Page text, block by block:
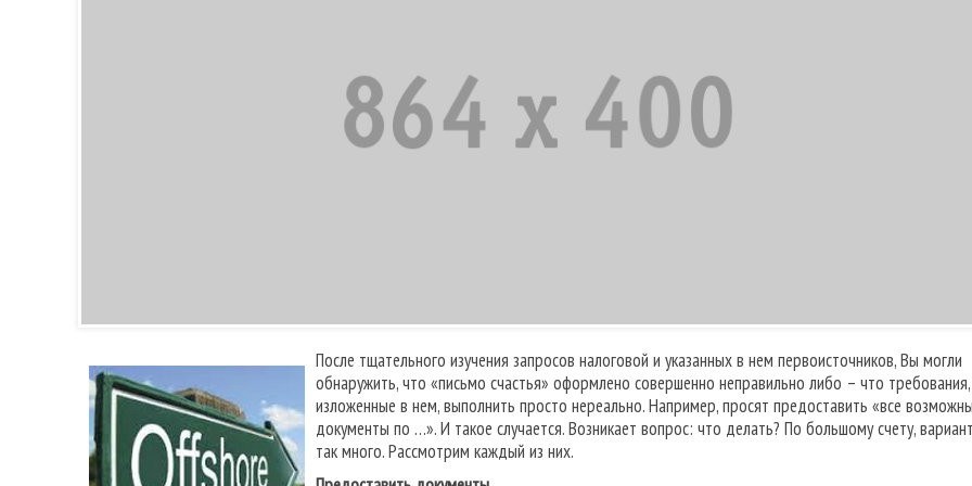
После тщательного изучения запросов налоговой и указанных в нем первоисточников, Вы могли
обнаружить, что «письмо счастья» оформлено совершенно неправильно либо – что требования,
изложенные в нем, выполнить просто нереально. Например, просят предоставить «все
документы по …». И такое случается. Возникает вопрос: что делать? По большому счету,
так много. Рассмотрим каждый из них.